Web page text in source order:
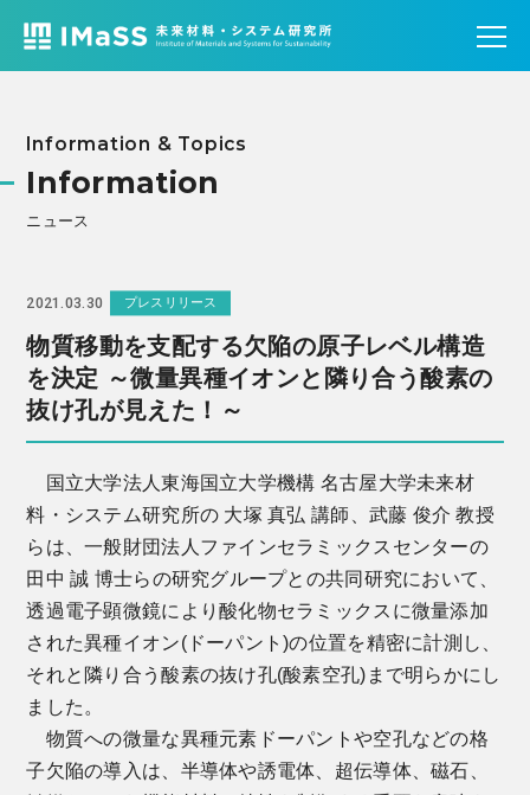
Information & Topics
Information
ニュース
2021.03.30 プレスリリース
物質移動を支配する欠陥の原子レベル構造
を決定 ～微量異種イオンと隣り合う酸素の
抜け孔が見えた！～
国立大学法人東海国立大学機構 名古屋大学未来材
料・システム研究所の 大塚 真弘 講師、武藤 俊介 教授
らは、一般財団法人ファインセラミックスセンターの
田中 誠 博士らの研究グループとの共同研究において、
透過電子顕微鏡により酸化物セラミックスに微量添加
された異種イオン(ドーパント)の位置を精密に計測し、
それと隣り合う酸素の抜け孔(酸素空孔)まで明らかにし
ました。
物質への微量な異種元素ドーパントや空孔などの格
子欠陥の導入は、半導体や誘電体、超伝導体、磁石、